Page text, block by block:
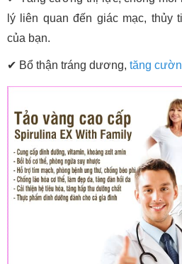
lý liên quan đến giác mạc, thủy
của bạn.
✔ Bổ thận tráng dương, tăng